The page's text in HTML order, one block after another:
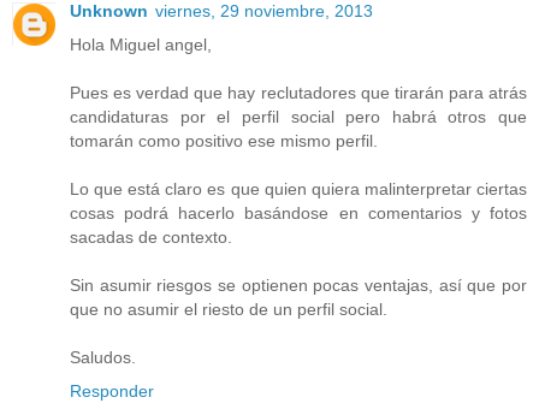
Unknown viernes, 29 noviembre, 2013
Hola Miguel angel,
Pues es verdad que hay reclutadores que tirarán para atrás
candidaturas por el perfil social pero habrá otros que
tomarán como positivo ese mismo perfil.
Lo que está claro es que quien quiera malinterpretar ciertas
cosas podrá hacerlo basándose en comentarios y fotos
sacadas de contexto.
Sin asumir riesgos se optienen pocas ventajas, así que por
que no asumir el riesto de un perfil social.
Saludos.
Responder